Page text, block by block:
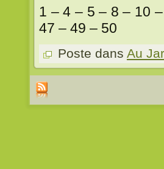
1 – 4 – 5 – 8 – 10
47 – 49 – 50
Poste dans Au